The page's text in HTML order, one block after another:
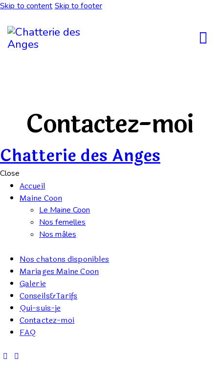
Skip to content Skip to footer
Contactez-moi
Chatterie des Anges
Close
Accueil
Maine Coon
Le Maine Coon
Nos femelles
Nos mâles
Nos chatons disponibles
Mariages Maine Coon
Galerie
Conseils&Tarifs
Qui-suis-je
Contactez-moi
FAQ